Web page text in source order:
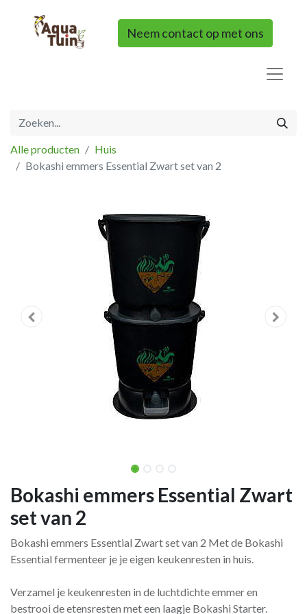
Neem contact op met ons
Alle producten
Huis
Bokashi emmers Essential Zwart set van 2
Bokashi emmers Essential Zwart
set van 2
Bokashi emmers Essential Zwart set van 2 Met de Bokashi
Essential fermenteer je je eigen keukenresten in huis.
Verzamel je keukenresten in de luchtdichte emmer en
bestrooi de etensresten met een laagje Bokashi Starter.